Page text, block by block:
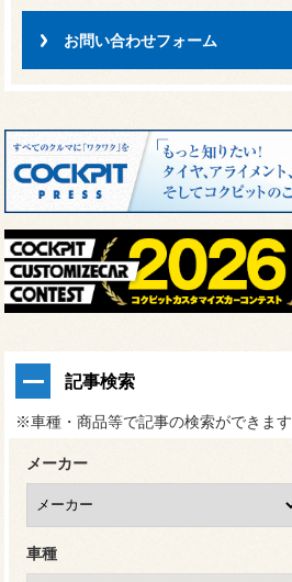
お問い合わせフォーム
記事検索
※車種・商品等で記事の検索ができます
メーカー
車種